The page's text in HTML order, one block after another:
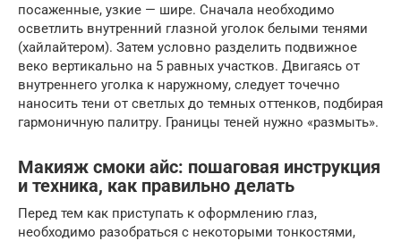
посаженные, узкие — шире. Сначала необходимо
осветлить внутренний глазной уголок белыми тенями
(хайлайтером). Затем условно разделить подвижное
веко вертикально на 5 равных участков. Двигаясь от
внутреннего уголка к наружному, следует точечно
наносить тени от светлых до темных оттенков, подбирая
гармоничную палитру. Границы теней нужно «размыть».
Макияж смоки айс: пошаговая инструкция
и техника, как правильно делать
Перед тем как приступать к оформлению глаз,
необходимо разобраться с некоторыми тонкостями,